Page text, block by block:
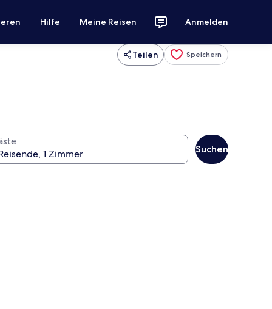
Hilfe Meine Reisen Anmelden
Teilen Speichern
Suchen